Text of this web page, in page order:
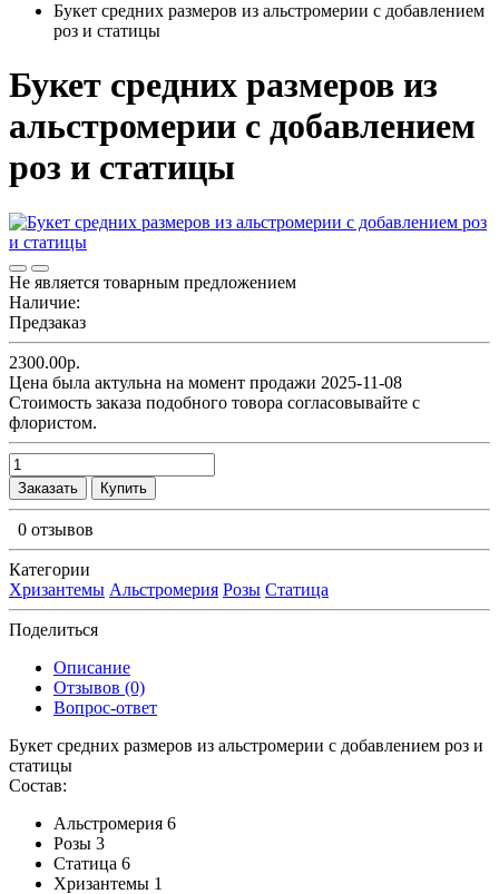
Букет средних размеров из альстромерии c добавлением
роз и статицы
Букет средних размеров из
альстромерии c добавлением
роз и статицы
Не является товарным предложением
Наличие:
Предзаказ
2300.00р.
Цена была актульна на момент продажи 2025-11-08
Cтоимость заказа подобного товора согласовывайте с
флористом.
Заказать Купить
0 отзывов
Категории
Хризантемы Альстромерия Розы Статица
Поделиться
Описание
Отзывов (0)
Вопрос-ответ
Букет средних размеров из альстромерии c добавлением роз и
статицы
Состав:
Альстромерия 6
Розы 3
Статица 6
Хризантемы 1